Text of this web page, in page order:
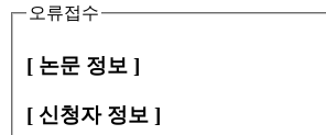
오류접수
[ 논문 정보 ]
[ 신청자 정보 ]